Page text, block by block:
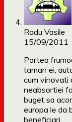
Radu Vasile
15/09/2011
Partea
taman ei,
cum vinovati
neabsortiei
buget sa
europa le da
beneficiari.